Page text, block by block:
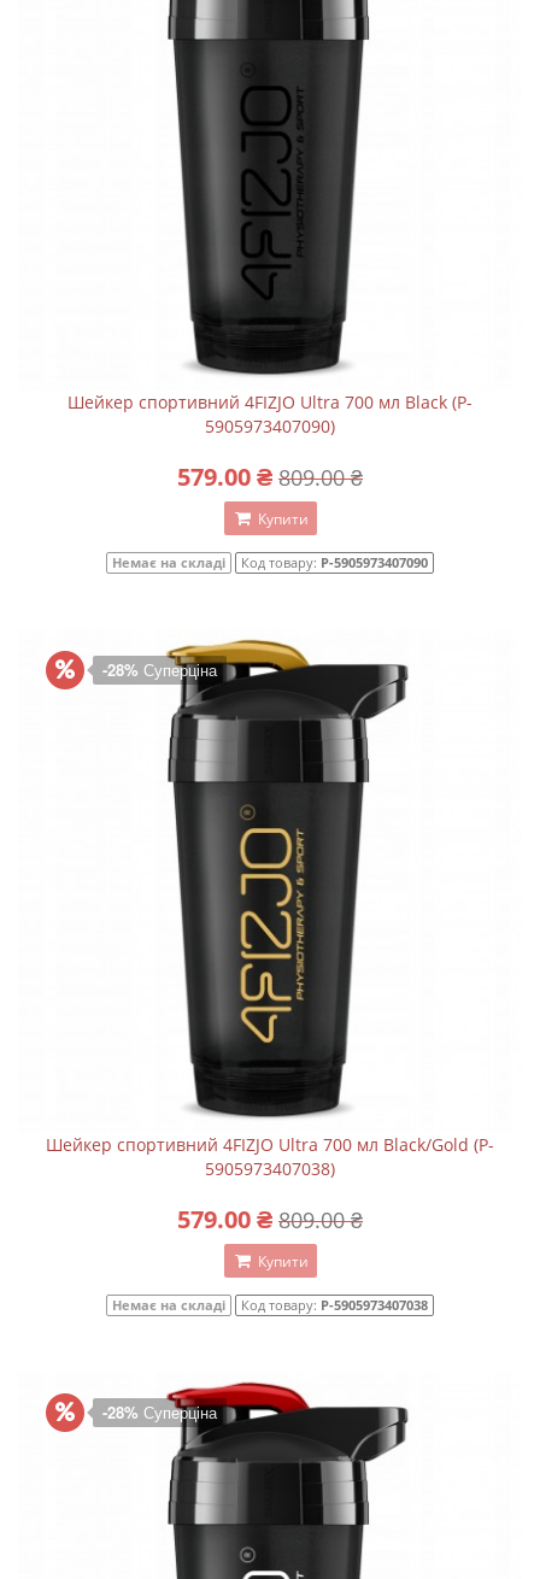
Шейкер спортивний 4FIZJO Ultra 700 мл Black (P-
5905973407090)
579.00 ₴ 809.00 ₴
Купити
Немає на складі Код товару: P-5905973407090
-28% Суперціна
Шейкер спортивний 4FIZJO Ultra 700 мл Black/Gold (P-
5905973407038)
579.00 ₴ 809.00 ₴
Купити
Немає на складі Код товару: P-5905973407038
-28% Суперціна